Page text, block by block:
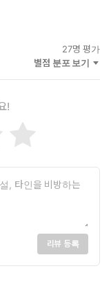
십육계』의 마지막
힘은 약할 때의 방
여섯번째, 즉 마지막
말이 여기서 온 것이
언제나 달아났다.
니라 보이지 않는 다
육계의 마지막 계책
에 대한 불안으로부
」), 인류의 오랜 속
류를 호모 비아토르
기도 했다(「여행하
27명 평가
별점 분포 보기
!
리뷰 등록